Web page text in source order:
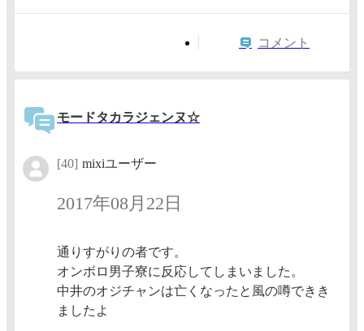
コメント
モードタカラジェンヌ☆
[40] mixiユーザー
2017年08月22日
通りすがりの者です。
オンボロ男子寮に反応してしまいました。
中井のオジチャンは亡くなったと風の噂できき
ましたよ